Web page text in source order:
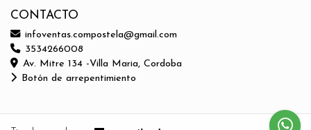
CONTACTO
infoventas.compostela@gmail.com
3534266008
Av. Mitre 134 -Villa Maria, Cordoba
Botón de arrepentimiento